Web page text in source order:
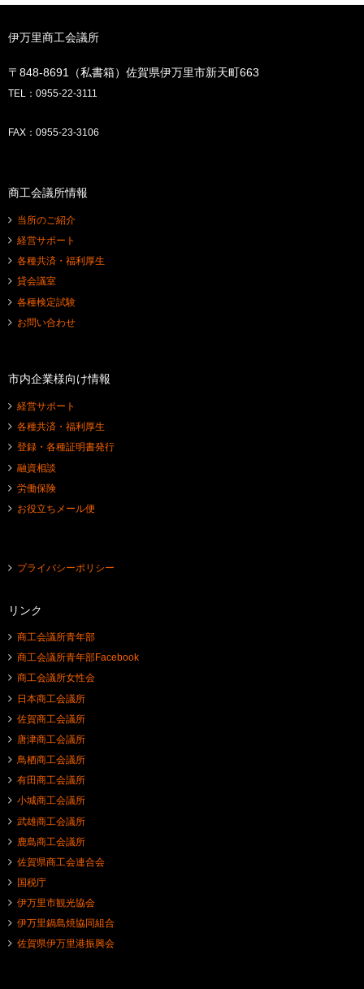
伊万里商工会議所
〒848-8691（私書箱）佐賀県伊万里市新天町663
TEL：0955-22-3111
FAX：0955-23-3106
商工会議所情報
当所のご紹介
経営サポート
各種共済・福利厚生
貸会議室
各種検定試験
お問い合わせ
市内企業様向け情報
経営サポート
各種共済・福利厚生
登録・各種証明書発行
融資相談
労働保険
お役立ちメール便
プライバシーポリシー
リンク
商工会議所青年部
商工会議所青年部Facebook
商工会議所女性会
日本商工会議所
佐賀商工会議所
唐津商工会議所
鳥栖商工会議所
有田商工会議所
小城商工会議所
武雄商工会議所
鹿島商工会議所
佐賀県商工会連合会
国税庁
伊万里市観光協会
伊万里鍋島焼協同組合
佐賀県伊万里港振興会